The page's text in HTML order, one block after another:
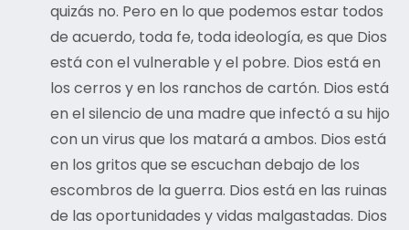
quizás no. Pero en lo que podemos estar todos
de acuerdo, toda fe, toda ideología, es que Dios
está con el vulnerable y el pobre. Dios está en
los cerros y en los ranchos de cartón. Dios está
en el silencio de una madre que infectó a su hijo
con un virus que los matará a ambos. Dios está
en los gritos que se escuchan debajo de los
escombros de la guerra. Dios está en las ruinas
de las oportunidades y vidas malgastadas. Dios